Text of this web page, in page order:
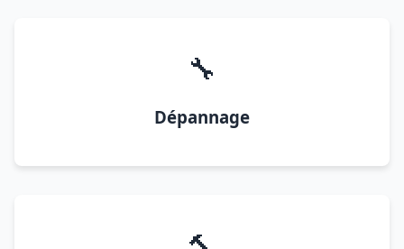
🔧
Dépannage